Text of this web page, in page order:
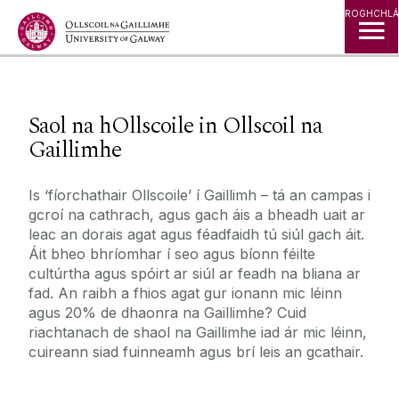
Léim go Ábhar
Saol na hOllscoile in Ollscoil na
Gaillimhe
Is ‘fíorchathair Ollscoile’ í Gaillimh – tá an campas i
gcroí na cathrach, agus gach áis a bheadh uait ar
leac an dorais agat agus féadfaidh tú siúl gach áit.
Áit bheo bhríomhar í seo agus bíonn féilte
cultúrtha agus spóirt ar siúl ar feadh na bliana ar
fad. An raibh a fhios agat gur ionann mic léinn
agus 20% de dhaonra na Gaillimhe? Cuid
riachtanach de shaol na Gaillimhe iad ár mic léinn,
cuireann siad fuinneamh agus brí leis an gcathair.